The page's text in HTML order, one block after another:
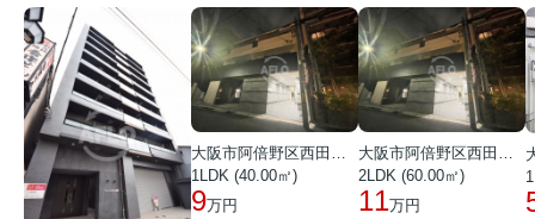
大阪市阿倍野区西田辺町１丁目
1LDK (40.00㎡)
9万円
大阪市阿倍野区西田辺町１丁目
2LDK (60.00㎡)
11万円